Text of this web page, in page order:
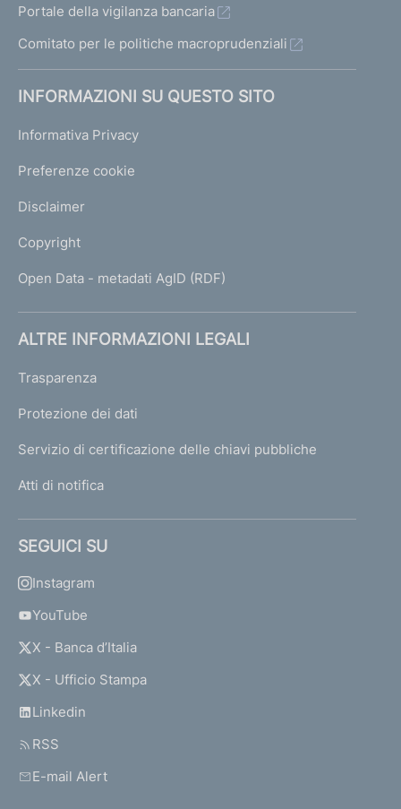
Portale della vigilanza bancaria
Comitato per le politiche macroprudenziali
INFORMAZIONI SU QUESTO SITO
Informativa Privacy
Preferenze cookie
Disclaimer
Copyright
Open Data - metadati AgID (RDF)
ALTRE INFORMAZIONI LEGALI
Trasparenza
Protezione dei dati
Servizio di certificazione delle chiavi pubbliche
Atti di notifica
SEGUICI SU
Instagram
YouTube
X - Banca d’Italia
X - Ufficio Stampa
Linkedin
RSS
E-mail Alert